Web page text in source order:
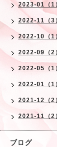
2023-01（1
2022-11（3
2022-10（1
2022-09（2
2022-05（1
2022-01（1
2021-12（2
2021-11（2
ブログ